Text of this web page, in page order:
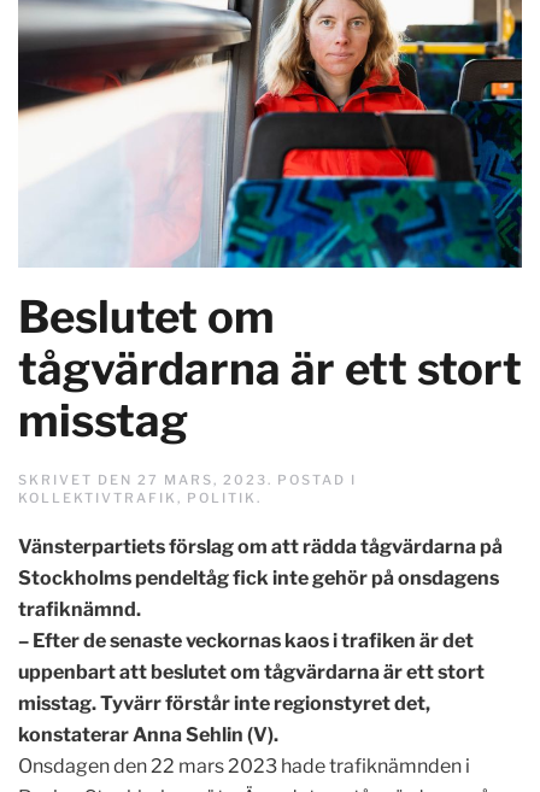
Beslutet om
tågvärdarna är ett stort
misstag
SKRIVET DEN 27 MARS, 2023. POSTAD I
KOLLEKTIVTRAFIK , POLITIK .
Vänsterpartiets förslag om att rädda tågvärdarna på
Stockholms pendeltåg fick inte gehör på onsdagens
trafiknämnd.
– Efter de senaste veckornas kaos i trafiken är det
uppenbart att beslutet om tågvärdarna är ett stort
misstag. Tyvärr förstår inte regionstyret det,
konstaterar Anna Sehlin (V).
Onsdagen den 22 mars 2023 hade trafiknämnden i